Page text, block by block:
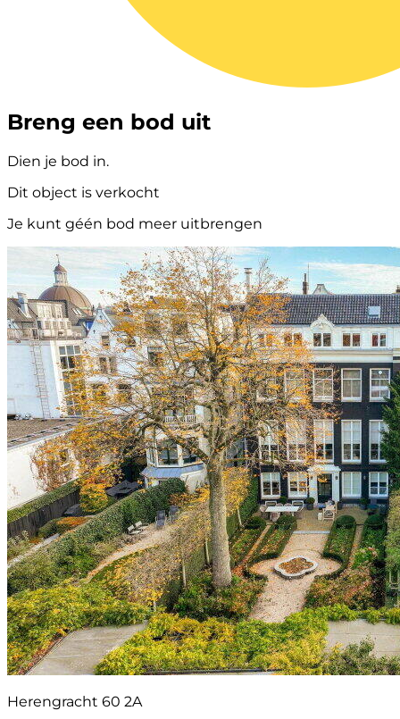
Breng een bod uit
Dien je bod in.
Dit object is verkocht
Je kunt géén bod meer uitbrengen
Herengracht 60 2A